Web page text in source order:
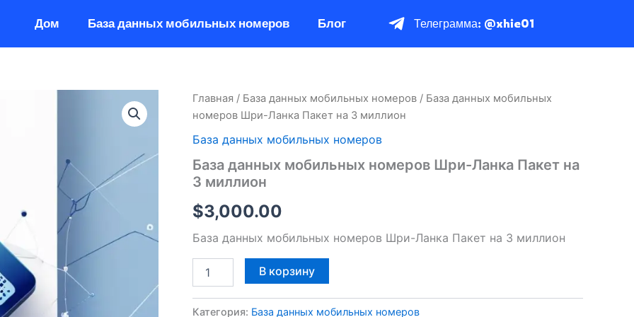
Дом База данных мобильных номеров Блог Телеграмма: @xhie01
Главная / База данных мобильных номеров / База данных мобильных
номеров Шри-Ланка Пакет на 3 миллион
База данных мобильных номеров
База данных мобильных номеров Шри-Ланка Пакет на
3 миллион
$3,000.00
База данных мобильных номеров Шри-Ланка Пакет на 3 миллион
Количество
данных
номеров
Шри-
Пакет
на
3
В корзину
Категория: База данных мобильных номеров